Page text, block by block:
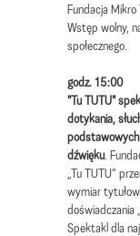
Fundacja Mikro
Wstęp wolny,
społecznego.
godz. 15:00
"Tu TUTU"
dotykania,
dźwięku.
„Tu TUTU”
wymiar
doświadczania
Spektakl dla